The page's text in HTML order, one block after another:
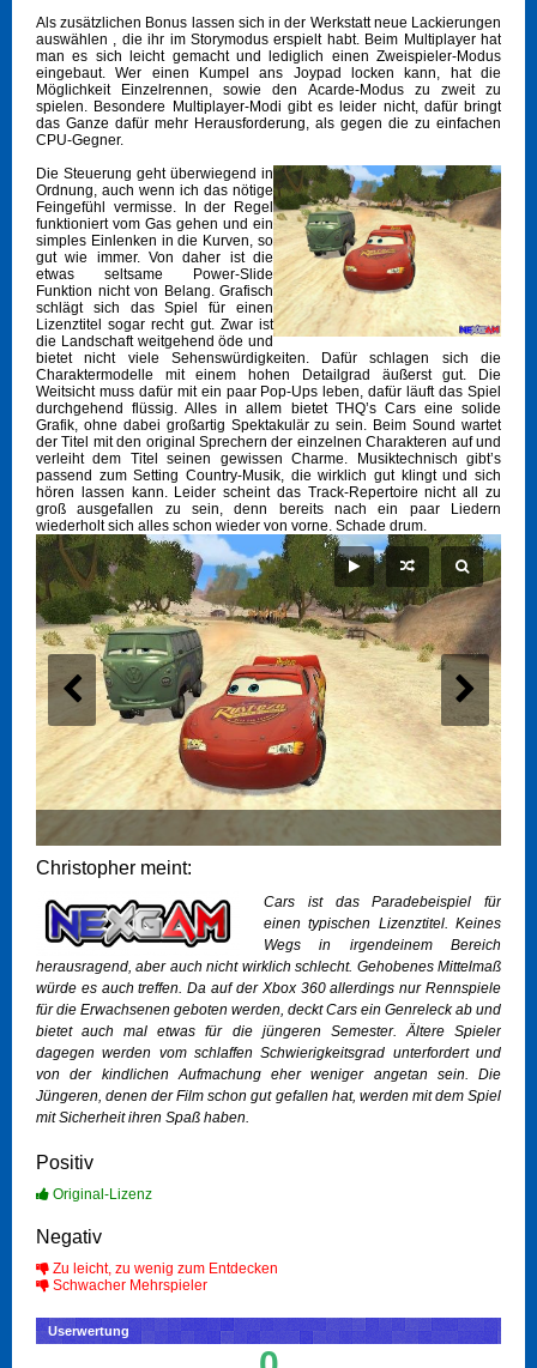
Als zusätzlichen Bonus lassen sich in der Werkstatt neue Lackierungen
auswählen , die ihr im Storymodus erspielt habt. Beim Multiplayer hat
man es sich leicht gemacht und lediglich einen Zweispieler-Modus
eingebaut. Wer einen Kumpel ans Joypad locken kann, hat die
Möglichkeit Einzelrennen, sowie den Acarde-Modus zu zweit zu
spielen. Besondere Multiplayer-Modi gibt es leider nicht, dafür bringt
das Ganze dafür mehr Herausforderung, als gegen die zu einfachen
CPU-Gegner.
Die Steuerung geht überwiegend in
Ordnung, auch wenn ich das nötige
Feingefühl vermisse. In der Regel
funktioniert vom Gas gehen und ein
simples Einlenken in die Kurven, so
gut wie immer. Von daher ist die
etwas seltsame Power-Slide
Funktion nicht von Belang. Grafisch
schlägt sich das Spiel für einen
Lizenztitel sogar recht gut. Zwar ist
die Landschaft weitgehend öde und
bietet nicht viele Sehenswürdigkeiten. Dafür schlagen sich die
Charaktermodelle mit einem hohen Detailgrad äußerst gut. Die
Weitsicht muss dafür mit ein paar Pop-Ups leben, dafür läuft das Spiel
durchgehend flüssig. Alles in allem bietet THQ’s Cars eine solide
Grafik, ohne dabei großartig Spektakulär zu sein. Beim Sound wartet
der Titel mit den original Sprechern der einzelnen Charakteren auf und
verleiht dem Titel seinen gewissen Charme. Musiktechnisch gibt’s
passend zum Setting Country-Musik, die wirklich gut klingt und sich
hören lassen kann. Leider scheint das Track-Repertoire nicht all zu
groß ausgefallen zu sein, denn bereits nach ein paar Liedern
wiederholt sich alles schon wieder von vorne. Schade drum.
Christopher meint:
Cars ist das Paradebeispiel für
einen typischen Lizenztitel. Keines
Wegs in irgendeinem Bereich
herausragend, aber auch nicht wirklich schlecht. Gehobenes Mittelmaß
würde es auch treffen. Da auf der Xbox 360 allerdings nur Rennspiele
für die Erwachsenen geboten werden, deckt Cars ein Genreleck ab und
bietet auch mal etwas für die jüngeren Semester. Ältere Spieler
dagegen werden vom schlaffen Schwierigkeitsgrad unterfordert und
von der kindlichen Aufmachung eher weniger angetan sein. Die
Jüngeren, denen der Film schon gut gefallen hat, werden mit dem Spiel
mit Sicherheit ihren Spaß haben.
Positiv
Original-Lizenz
Negativ
Zu leicht, zu wenig zum Entdecken
Schwacher Mehrspieler
Userwertung